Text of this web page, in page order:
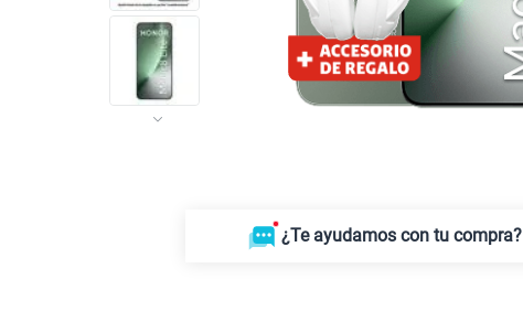
¿Te ayudamos con tu compra?